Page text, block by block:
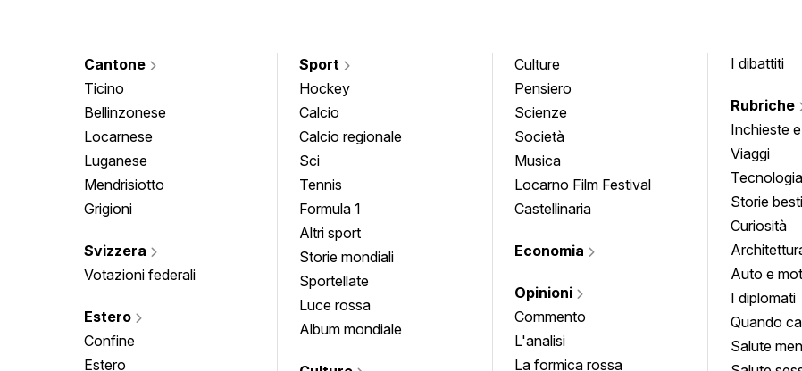
Cantone
Ticino
Bellinzonese
Locarnese
Luganese
Mendrisiotto
Grigioni
Svizzera
Votazioni federali
Estero
Confine
Estero
Sport
Hockey
Calcio
Calcio regionale
Sci
Tennis
Formula 1
Altri sport
Storie mondiali
Sportellate
Luce rossa
Album mondiale
Culture
Pensiero
Scienze
Società
Musica
Locarno Film Festival
Castellinaria
Economia
Opinioni
Commento
L'analisi
La formica rossa
I dibattiti
Rubriche
Inchieste e
Viaggi
Tecnologia
Storie
Curiosità
Auto e
I diplomati
Quando
Salute